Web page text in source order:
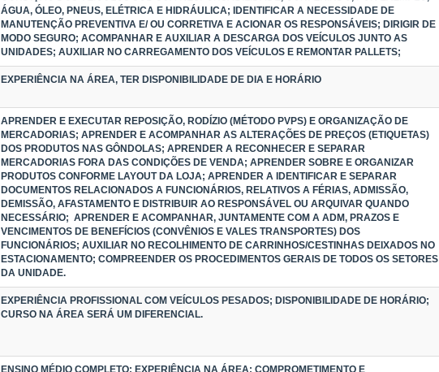
ÁGUA, ÓLEO, PNEUS, ELÉTRICA E HIDRÁULICA; IDENTIFICAR A NECESSIDADE DE
MANUTENÇÃO PREVENTIVA E/ OU CORRETIVA E ACIONAR OS RESPONSÁVEIS; DIRIGIR DE
MODO SEGURO; ACOMPANHAR E AUXILIAR A DESCARGA DOS VEÍCULOS JUNTO AS
UNIDADES; AUXILIAR NO CARREGAMENTO DOS VEÍCULOS E REMONTAR PALLETS;
EXPERIÊNCIA NA ÁREA, TER DISPONIBILIDADE DE DIA E HORÁRIO
APRENDER E EXECUTAR REPOSIÇÃO, RODÍZIO (MÉTODO PVPS) E ORGANIZAÇÃO DE
MERCADORIAS; APRENDER E ACOMPANHAR AS ALTERAÇÕES DE PREÇOS (ETIQUETAS)
DOS PRODUTOS NAS GÔNDOLAS; APRENDER A RECONHECER E SEPARAR
MERCADORIAS FORA DAS CONDIÇÕES DE VENDA; APRENDER SOBRE E ORGANIZAR
PRODUTOS CONFORME LAYOUT DA LOJA; APRENDER A IDENTIFICAR E SEPARAR
DOCUMENTOS RELACIONADOS A FUNCIONÁRIOS, RELATIVOS A FÉRIAS, ADMISSÃO,
DEMISSÃO, AFASTAMENTO E DISTRIBUIR AO RESPONSÁVEL OU ARQUIVAR QUANDO
NECESSÁRIO; APRENDER E ACOMPANHAR, JUNTAMENTE COM A ADM, PRAZOS E
VENCIMENTOS DE BENEFÍCIOS (CONVÊNIOS E VALES TRANSPORTES) DOS
FUNCIONÁRIOS; AUXILIAR NO RECOLHIMENTO DE CARRINHOS/CESTINHAS DEIXADOS NO
ESTACIONAMENTO; COMPREENDER OS PROCEDIMENTOS GERAIS DE TODOS OS SETORES
DA UNIDADE.
EXPERIÊNCIA PROFISSIONAL COM VEÍCULOS PESADOS; DISPONIBILIDADE DE HORÁRIO;
CURSO NA ÁREA SERÁ UM DIFERENCIAL.
ENSINO MÉDIO COMPLETO; EXPERIÊNCIA NA ÁREA; COMPROMETIMENTO E